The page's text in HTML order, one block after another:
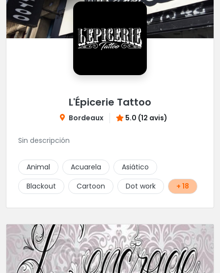
L'Épicerie Tattoo
Bordeaux 5.0 (12 avis)
Sin descripción
Animal Acuarela
Asiático
Blackout
Cartoon Dot work + 18